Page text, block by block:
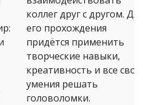
коллег друг с другом. Для
его прохождения
придётся применить
творческие навыки,
креативность и все свои
умения решать
головоломки.